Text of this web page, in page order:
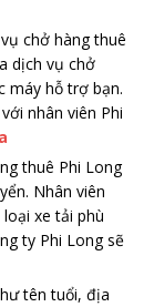
chở hàng thuê
dịch vụ chở
máy hỗ trợ bạn.
nhân viên Phi
thuê Phi Long
Nhân viên
xe tải phù
ty Phi Long sẽ
tên tuổi, địa